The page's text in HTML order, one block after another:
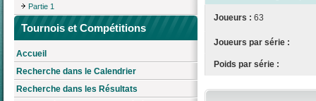
Partie 1
Tournois et Compétitions
Accueil
Recherche dans le Calendrier
Recherche dans les Résultats
Joueurs : 63
Joueurs par série :
Poids par série :